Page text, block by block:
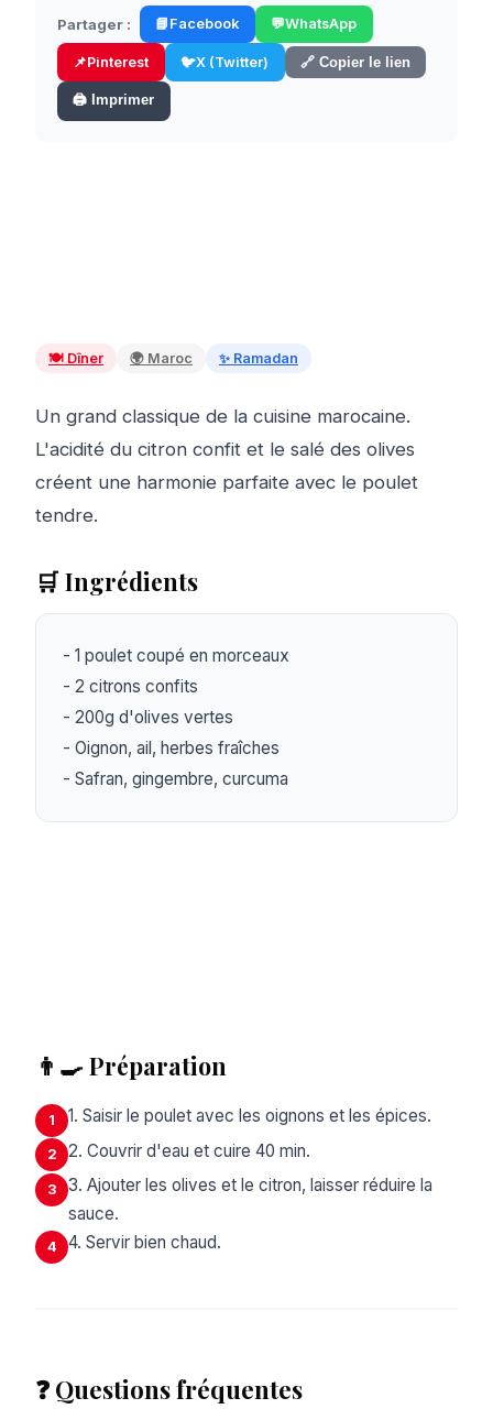
Partager : 📘 Facebook 💬WhatsApp
📌Pinterest 🐦X (Twitter) 🔗 Copier le lien
🖨️ Imprimer
🍽️ Dîner 🌍 Maroc ✨ Ramadan
Un grand classique de la cuisine marocaine.
L'acidité du citron confit et le salé des olives
créent une harmonie parfaite avec le poulet
tendre.
🛒 Ingrédients
- 1 poulet coupé en morceaux
- 2 citrons confits
- 200g d'olives vertes
- Oignon, ail, herbes fraîches
- Safran, gingembre, curcuma
👨‍🍳 Préparation
1 1. Saisir le poulet avec les oignons et les épices.
2 2. Couvrir d'eau et cuire 40 min.
3
3. Ajouter les olives et le citron, laisser réduire la
sauce.
4 4. Servir bien chaud.
❓ Questions fréquentes